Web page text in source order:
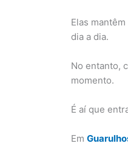
Elas
dia a dia.
No entanto,
momento.
É aí que
Em